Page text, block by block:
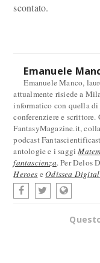
scontato.
Emanuele
Emanuele Manco,
attualmente risiede a
informatico con quella
conferenziere e
FantasyMagazine.it,
podcast
antologie e i saggi
fantascienza. Per Delos
Heroes eOdissea